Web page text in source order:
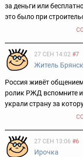
за деньги или
это было при
27 СЕН 14:02 #7
Житель
Россия живёт
ролик РЖД вспомните
украли страну за
27 СЕН 13:06 #6
Ирочка